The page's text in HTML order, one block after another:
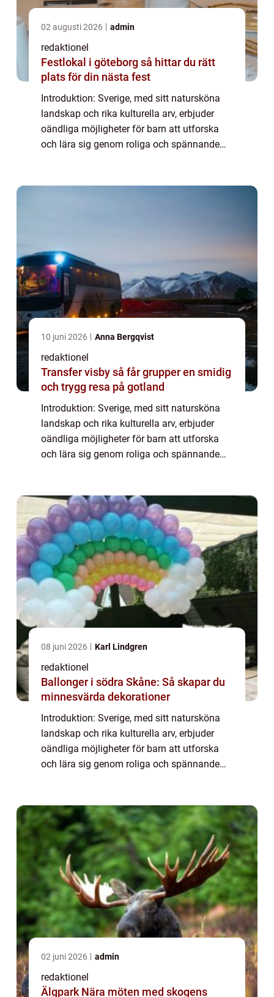
02 augusti 2026 admin
redaktionel
Festlokal i göteborg så hittar du rätt
plats för din nästa fest
Introduktion: Sverige, med sitt natursköna
landskap och rika kulturella arv, erbjuder
oändliga möjligheter för barn att utforska
och lära sig genom roliga och spännande
10 juni 2026 Anna Bergqvist
redaktionel
Transfer visby så får grupper en smidig
och trygg resa på gotland
Introduktion: Sverige, med sitt natursköna
landskap och rika kulturella arv, erbjuder
oändliga möjligheter för barn att utforska
och lära sig genom roliga och spännande
08 juni 2026 Karl Lindgren
redaktionel
Ballonger i södra Skåne: Så skapar du
minnesvärda dekorationer
Introduktion: Sverige, med sitt natursköna
landskap och rika kulturella arv, erbjuder
oändliga möjligheter för barn att utforska
och lära sig genom roliga och spännande
02 juni 2026 admin
redaktionel
Älgpark Nära möten med skogens